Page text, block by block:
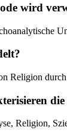
wird
Religion
Religion,